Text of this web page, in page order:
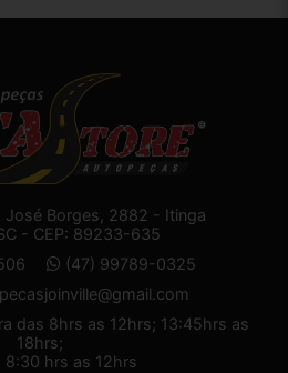
José Borges, 2882 - Itinga
- CEP: 89233-635
(47) 99789-0325
das 8hrs as 12hrs; 13:45hrs as
18hrs;
8:30 hrs as 12hrs